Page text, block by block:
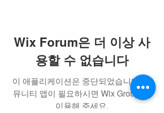
Wix Forum은 더 이상 사
용할 수 없습니다
이 애플리케이션은 중단되었습니다. 커
뮤니티 앱이 필요하시면 Wix Groups를
이용해 주세요.